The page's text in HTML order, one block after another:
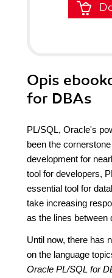
Opis
for DBAs
PL/SQL, Oracle's
been the
development for
tool for developers,
essential tool for
take increasing
as the lines between
Until now, there has
on the language
Oracle PL/SQL for